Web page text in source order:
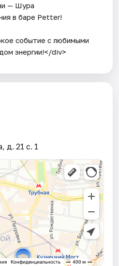
— Шура
в баре Petter!
событие с любимыми
энергии!</div>
д. 21 с. 1